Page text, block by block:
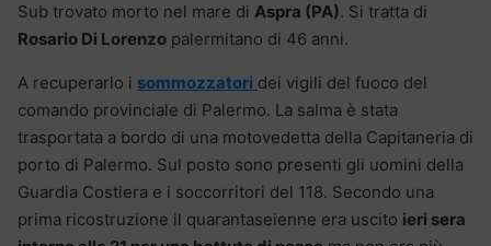
Sub trovato morto nel mare di Aspra (PA). Si tratta di
Rosario Di Lorenzo palermitano di 46 anni.
A recuperarlo i sommozzatori dei vigili del fuoco del
comando provinciale di Palermo. La salma è stata
trasportata a bordo di una motovedetta della Capitaneria di
porto di Palermo. Sul posto sono presenti gli uomini della
Guardia Costiera e i soccorritori del 118. Secondo una
prima ricostruzione il quarantaseienne era uscito ieri sera